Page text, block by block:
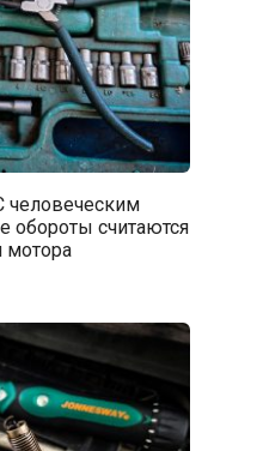
человеческим
обороты считаются